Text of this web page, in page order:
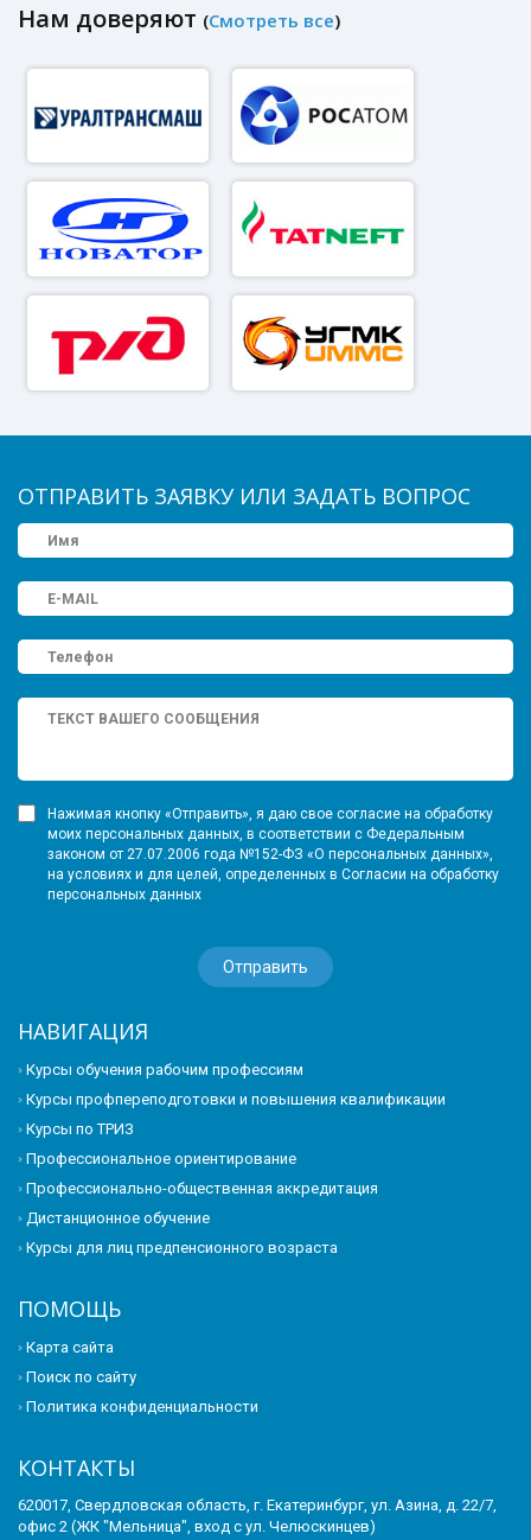
Нам доверяют (Смотреть все)
ОТПРАВИТЬ ЗАЯВКУ ИЛИ ЗАДАТЬ ВОПРОС
Нажимая кнопку «Отправить», я даю свое согласие на обработку
моих персональных данных, в соответствии с Федеральным
законом от 27.07.2006 года №152-ФЗ «О персональных данных»,
на условиях и для целей, определенных в Согласии на обработку
персональных данных
НАВИГАЦИЯ
Курсы обучения рабочим профессиям
Курсы профпереподготовки и повышения квалификации
Курсы по ТРИЗ
Профессиональное ориентирование
Профессионально-общественная аккредитация
Дистанционное обучение
Курсы для лиц предпенсионного возраста
ПОМОЩЬ
Карта сайта
Поиск по сайту
Политика конфиденциальности
КОНТАКТЫ
620017, Свердловская область, г. Екатеринбург, ул. Азина, д. 22/7,
офис 2 (ЖК "Мельница", вход с ул. Челюскинцев)